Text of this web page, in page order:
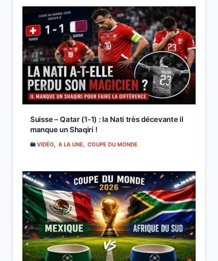
Suisse – Qatar (1-1) : la Nati très décevante il
manque un Shaqiri !
VIDÉO A LA UNE COUPE DU MONDE